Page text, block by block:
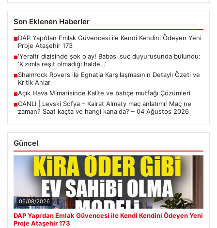
Son Eklenen Haberler
■DAP Yapı’dan Emlak Güvencesi ile Kendi Kendini Ödeyen Yeni
Proje Ataşehir 173
■‘Yeraltı’ dizisinde şok olay! Babası suç duyurusunda bulundu:
‘Kızımla reşit olmadığı halde…’
■Shamrock Rovers ile Egnatia Karşılaşmasının Detaylı Özeti ve
Kritik Anlar
■Açık Hava Mimarisinde Kalite ve bahçe mutfağı Çözümleri
■CANLI | Levski Sofya – Kairat Almaty maç anlatımı! Maç ne
zaman? Saat kaçta ve hangi kanalda? – 04 Ağustos 2026
Güncel
06/08/2026
DAP Yapı’dan Emlak Güvencesi ile Kendi Kendini Ödeyen Yeni
Proje Ataşehir 173